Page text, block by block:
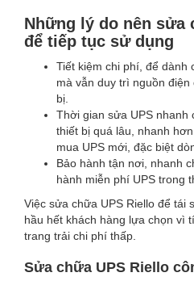
Những lý do nên sửa
để tiếp tục sử dụng
Tiết kiệm chi phí, để dành
mà vẫn duy trì nguồn
bị.
Thời gian sửa UPS nhanh
thiết bị quá lâu, nhanh
mua UPS mới, đặc biệt
Bảo hành tận nơi, nhanh
hành miễn phí UPS trong
Việc sửa chữa UPS Riello để tái
hầu hết khách hàng lựa chọn vì
trang trải chi phí thấp.
Sửa chữa UPS Riello